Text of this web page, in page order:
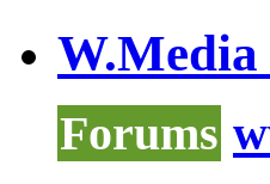
Forums